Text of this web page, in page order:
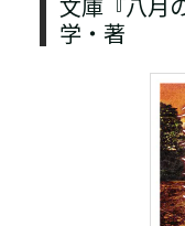
文庫『八月
学・著